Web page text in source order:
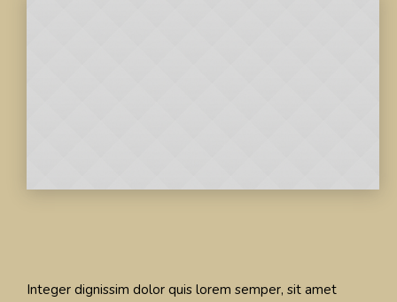
Integer dignissim dolor quis lorem semper, sit amet